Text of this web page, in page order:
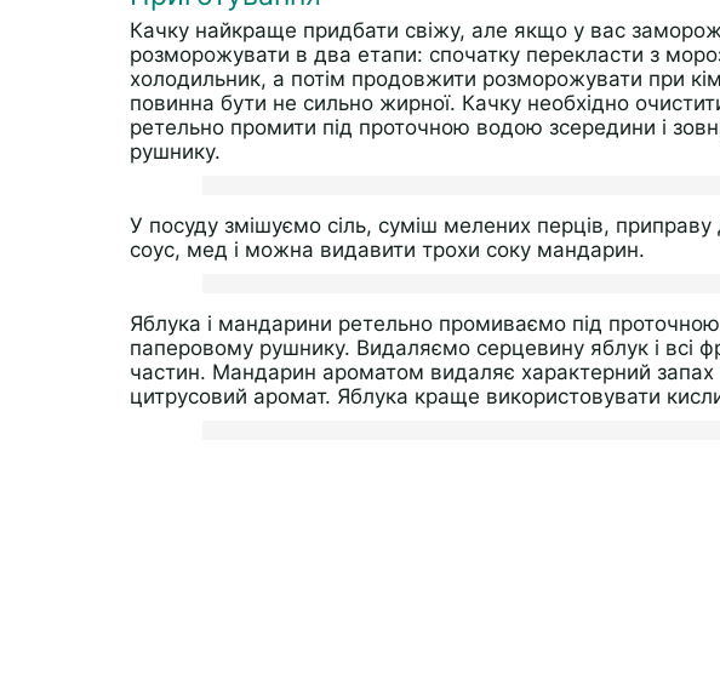
Качку найкраще придбати свіжу, але якщо у вас
розморожувати в два етапи: спочатку перекласти з
холодильник, а потім продовжити розморожувати при
повинна бути не сильно жирної. Качку необхідно
ретельно промити під проточною водою зсередини і
рушнику.
У посуду змішуємо сіль, суміш мелених перців,
соус, мед і можна видавити трохи соку мандарин.
Яблука і мандарини ретельно промиваємо під
паперовому рушнику. Видаляємо серцевину яблук і всі
частин. Мандарин ароматом видаляє характерний запах
цитрусовий аромат. Яблука краще використовувати